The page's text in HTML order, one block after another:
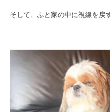
そして、ふと家の中に視線を戻